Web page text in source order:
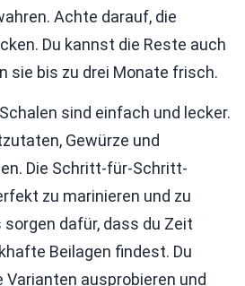
Achte darauf, die
Du kannst die Reste auch
sie bis zu drei Monate frisch.
sind einfach und lecker.
Gewürze und
Die Schritt-für-Schritt-
zu marinieren und zu
sorgen dafür, dass du Zeit
Beilagen findest. Du
Varianten ausprobieren und